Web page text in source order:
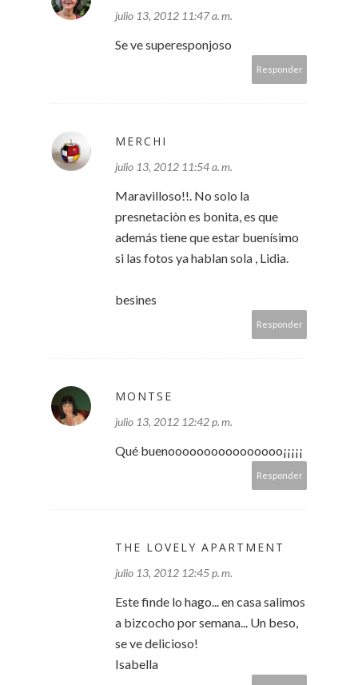
julio 13, 2012 11:47 a. m.
Se ve superesponjoso
Responder
MERCHI
julio 13, 2012 11:54 a. m.
Maravilloso!!. No solo la
presnetaciòn es bonita, es que
además tiene que estar buenísimo
si las fotos ya hablan sola , Lidia.
besines
Responder
MONTSE
julio 13, 2012 12:42 p. m.
Qué buenoooooooooooooooo¡¡¡¡¡
Responder
THE LOVELY APARTMENT
julio 13, 2012 12:45 p. m.
Este finde lo hago... en casa salimos
a bizcocho por semana... Un beso,
se ve delicioso!
Isabella